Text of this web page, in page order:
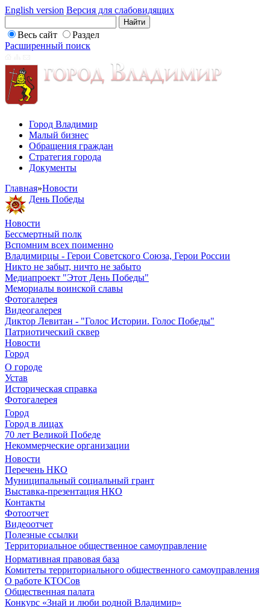
English version Версия для слабовидящих
Весь сайт
Раздел
Расширенный поиск
Город Владимир
Малый бизнес
Обращения граждан
Стратегия города
Документы
Главная»Новости
День Победы
Новости
Бессмертный полк
Вспомним всех поименно
Владимирцы - Герои Советского Союза, Герои России
Никто не забыт, ничто не забыто
Медиапроект "Этот День Победы"
Мемориалы воинской славы
Фотогалерея
Видеогалерея
Диктор Левитан - "Голос Истории. Голос Победы"
Патриотический сквер
Новости
Город
О городе
Устав
Историческая справка
Фотогалерея
Город
Город в лицах
70 лет Великой Победе
Некоммерческие организации
Новости
Перечень НКО
Муниципальный социальный грант
Выставка-презентация НКО
Контакты
Фотоотчет
Видеоотчет
Полезные ссылки
Территориальное общественное самоуправление
Нормативная правовая база
Комитеты территориального общественного самоуправления
О работе КТОСов
Общественная палата
Конкурс «Знай и люби родной Владимир»